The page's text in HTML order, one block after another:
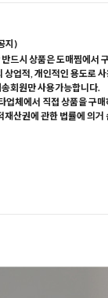
지)
드시 상품은 도매찜에서
상업적, 개인적인 용도로
회원만 사용가능합니다.
업체에서 직접 상품을 구
산권에 관한 법률에 의